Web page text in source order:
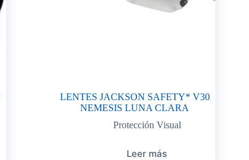
LENTES JACKSON SAFETY* V30
NEMESIS LUNA CLARA
Protección Visual
Leer más